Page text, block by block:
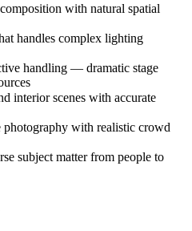
with natural spatial
handles complex lighting
handling — dramatic stage
interior scenes with accurate
photography with realistic crowd
subject matter from people to